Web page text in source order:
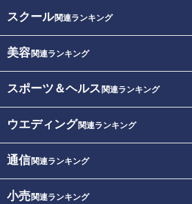
スクール関連ランキング
美容関連ランキング
スポーツ＆ヘルス 関連ランキング
ウエディング関連ランキング
通信関連ランキング
小売関連ランキング